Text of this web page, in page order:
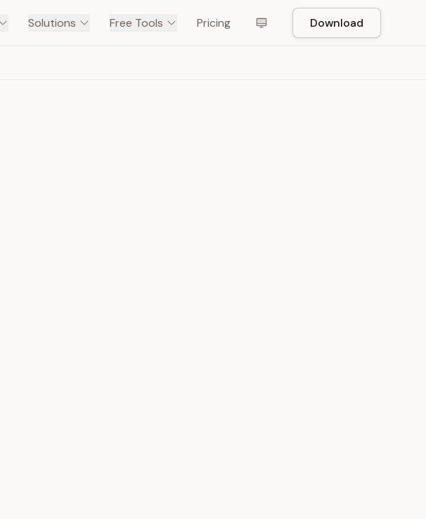
Solutions Free Tools Pricing Download